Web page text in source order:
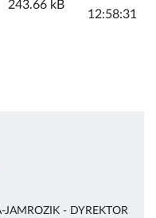
243.66 kB
12:58:31
- DYREKTOR